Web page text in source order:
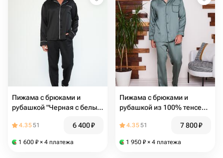
Пижама с брюками и
рубашкой "Черная с белым
4.3551 6 400₽
1 600 ₽ × 4 платежа
Пижама с брюками и
рубашкой из 100% тенселя
4.3551 7 800₽
1 950 ₽ × 4 платежа